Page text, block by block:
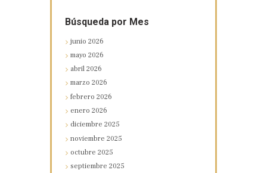
Búsqueda por Mes
junio2026
mayo2026
abril2026
marzo2026
febrero2026
enero2026
diciembre2025
noviembre2025
octubre2025
septiembre2025